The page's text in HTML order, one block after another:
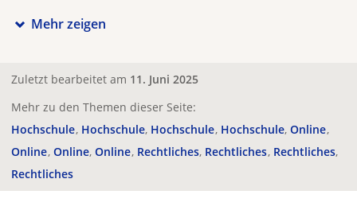
Mehr zeigen
Zuletzt bearbeitet am 11. Juni 2025
Mehr zu den Themen dieser Seite:
Hochschule Hochschule Hochschule Hochschule Online
Online Online Online Rechtliches Rechtliches Rechtliches
Rechtliches